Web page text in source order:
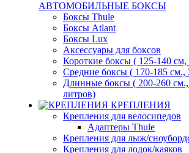
АВТОМОБИЛЬНЫЕ БОКСЫ
Боксы Thule
Боксы Atlant
Боксы Lux
Аксессуары для боксов
Короткие боксы ( 125-140 см,
Средние боксы ( 170-185 см.,
Длинные боксы ( 200-260 см.,
литров)
КРЕПЛЕНИЯ
Крепления для велосипедов
Адаптеры Thule
Крепления для лыж/
Крепления для лодок/каяков